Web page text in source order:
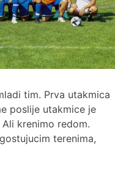
tim. Prva utakmica
poslije utakmice je
krenimo redom.
terenima,